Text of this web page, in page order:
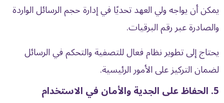
يمكن أن يواجه ولي العهد تحديًا في إدارة حجم الرسائل الواردة
والصادرة عبر رقم البرقيات.
يحتاج إلى تطوير نظام فعال للتصفية والتحكم في الرسائل
لضمان التركيز على الأمور الرئيسية.
5. الحفاظ على الجدية والأمان في الاستخدام